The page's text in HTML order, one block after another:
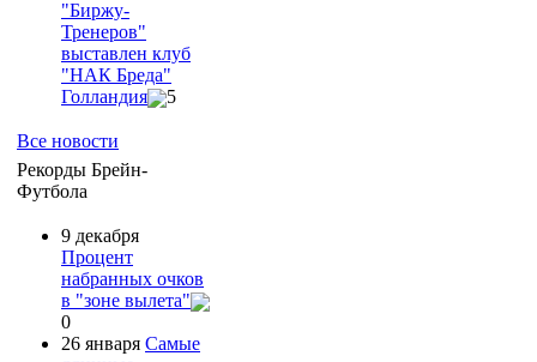
"Биржу-
Тренеров"
выставлен клуб
"НАК Бреда"
Голландия
5
Все новости
Рекорды Брейн-
Футбола
9 декабря
Процент
набранных очков
в "зоне вылета"
0
26 января Самые